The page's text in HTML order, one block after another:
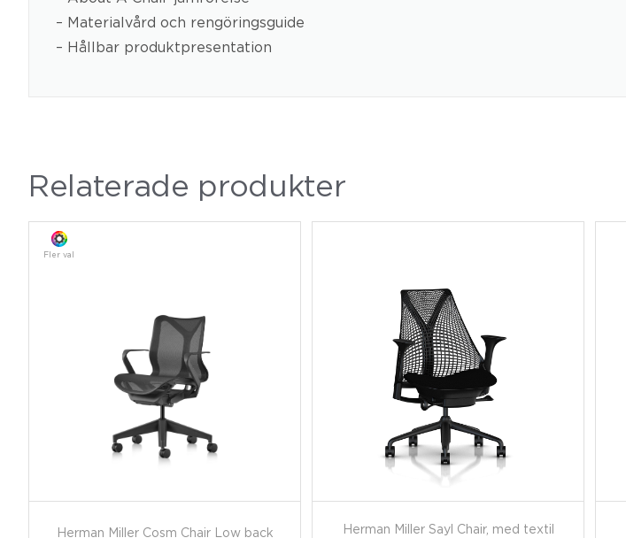
– Materialvård och rengöringsguide
– Hållbar produktpresentation
Relaterade produkter
Fler val
Herman Miller Cosm Chair Low back Herman Miller Sayl Chair, med textil